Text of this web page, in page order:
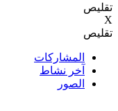
تقليص
X
تقليص
المشاركات
آخر نشاط
الصور